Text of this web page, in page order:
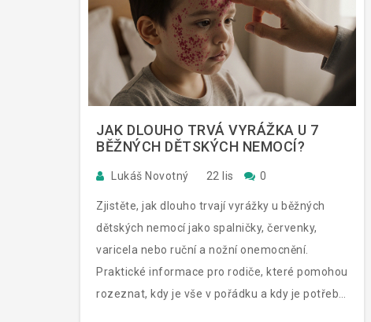
JAK DLOUHO TRVÁ VYRÁŽKA U 7
BĚŽNÝCH DĚTSKÝCH NEMOCÍ?
Lukáš Novotný 22 lis 0
Zjistěte, jak dlouho trvají vyrážky u běžných
dětských nemocí jako spalničky, červenky,
varicela nebo ruční a nožní onemocnění.
Praktické informace pro rodiče, které pomohou
rozeznat, kdy je vše v pořádku a kdy je potřeba